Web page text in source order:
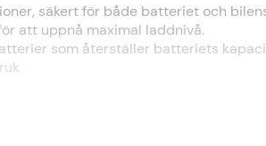
säkert för både batteriet och
att uppnå maximal laddnivå.
som återställer batteriets